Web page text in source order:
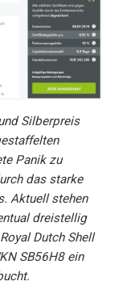
Silberpreis
Panik zu
das starke
Aktuell stehen
dreistellig
Dutch Shell
SB56H8 ein